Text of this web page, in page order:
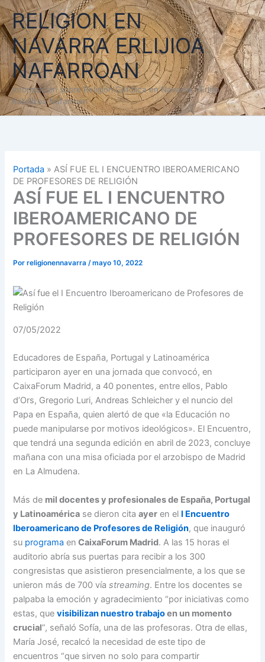
Ir
al
contenido
RELIGION EN
NAVARRA ERLIJIOA
NAFARROAN
Información sobre Religión Católica en Navarra - Erlijio
Katolikoa Nafarroan
Portada »ASÍ FUE EL I ENCUENTRO IBEROAMERICANO
DE PROFESORES DE RELIGIÓN
ASÍ FUE EL I ENCUENTRO
IBEROAMERICANO DE
PROFESORES DE RELIGIÓN
Porreligionennavarra/mayo 10, 2022
07/05/2022
Educadores de España, Portugal y Latinoamérica
participaron ayer en una jornada que convocó, en
CaixaForum Madrid, a 40 ponentes, entre ellos, Pablo
d’Ors, Gregorio Luri, Andreas Schleicher y el nuncio del
Papa en España, quien alertó de que «la Educación no
puede manipularse por motivos ideológicos». El Encuentro,
que tendrá una segunda edición en abril de 2023, concluye
mañana con una misa oficiada por el arzobispo de Madrid
en La Almudena.
Más de mil docentes y profesionales de España, Portugal
y Latinoamérica se dieron citaayer en el I Encuentro
Iberoamericano de Profesores de Religión, que inauguró
su programa en CaixaForum Madrid. A las 15 horas el
auditorio abría sus puertas para recibir a los 300
congresistas que asistieron presencialmente, a los que se
unieron más de 700 víastreaming. Entre los docentes se
palpaba la emoción y agradecimiento “por iniciativas como
estas, quevisibilizan nuestro trabajoen un momento
crucial”, señaló Sofía, una de las profesoras. Otra de ellas,
María José, recalcó la necesidad de este tipo de
encuentros “que sirven no solo para compartir